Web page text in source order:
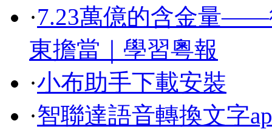
·7.23萬億的含金量——
東擔當｜學習粵報
·小布助手下載安裝
·智聯達語音轉換文字